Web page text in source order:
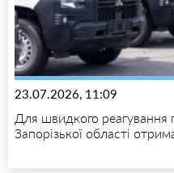
23.07.2026, 11:09
Для швидкого
Запорізької області